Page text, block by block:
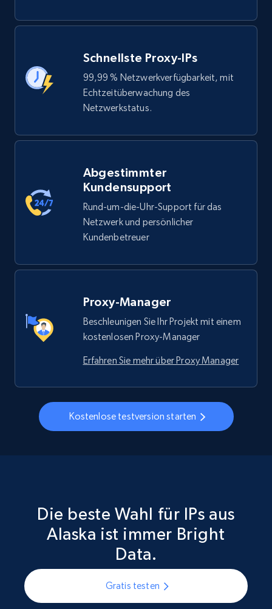
Schnellste Proxy-IPs
99,99 % Netzwerkverfügbarkeit, mit
Echtzeitüberwachung des
Netzwerkstatus.
Abgestimmter
Kundensupport
Rund-um-die-Uhr-Support für das
Netzwerk und persönlicher
Kundenbetreuer
Proxy-Manager
Beschleunigen Sie Ihr Projekt mit einem
kostenlosen Proxy-Manager
Erfahren Sie mehr über Proxy Manager
Kostenlose testversion starten
Die beste Wahl für IPs aus
Alaska ist immer Bright
Data.
Gratis testen